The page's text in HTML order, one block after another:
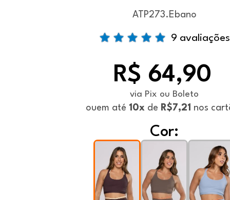
ATP273.Ebano
9 avaliações
R$ 64,90
via Pix ou Boleto
ouem até 10xde R$7,21 nos
Cor: